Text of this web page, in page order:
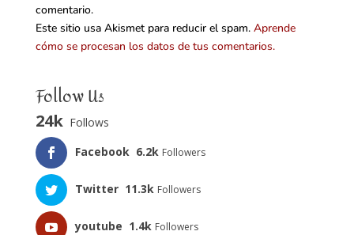
comentario.
Este sitio usa Akismet para reducir el spam. Aprende
cómo se procesan los datos de tus comentarios.
Follow Us
24k Follows
Facebook 6.2k Followers
Twitter 11.3k Followers
youtube 1.4k Followers